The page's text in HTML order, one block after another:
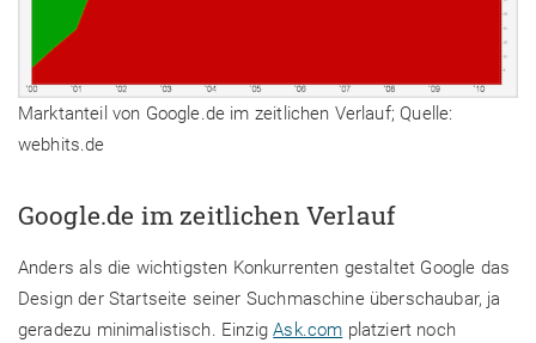
Marktanteil von Google.de im zeitlichen Verlauf; Quelle:
webhits.de
Google.de im zeitlichen Verlauf
Anders als die wichtigsten Konkurrenten gestaltet Google das
Design der Startseite seiner Suchmaschine überschaubar, ja
geradezu minimalistisch. EinzigAsk.com platziert noch